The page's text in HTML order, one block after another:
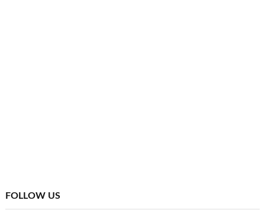
FOLLOW US